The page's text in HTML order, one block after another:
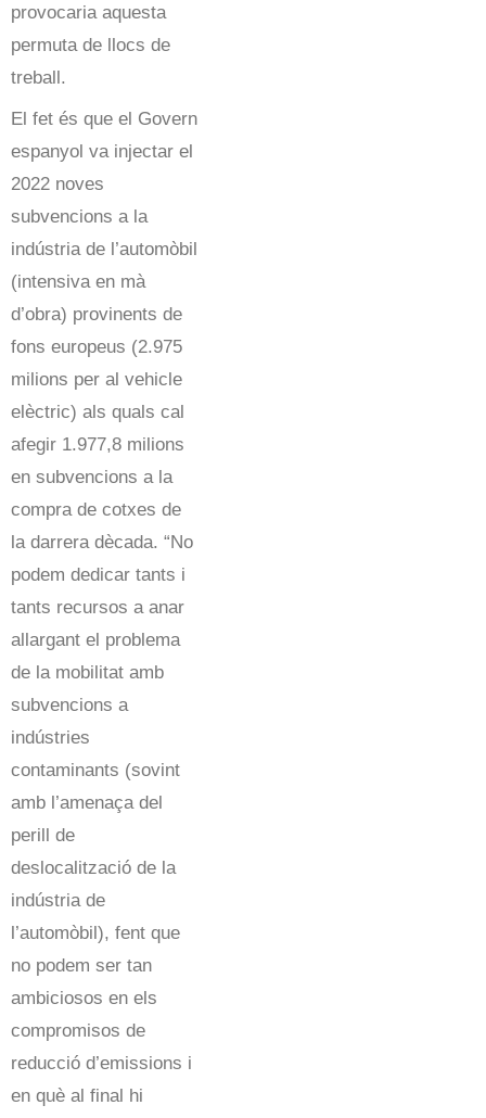
provocaria aquesta
permuta de llocs de
treball.
El fet és que el Govern
espanyol va injectar el
2022 noves
subvencions a la
indústria de l’automòbil
(intensiva en mà
d’obra) provinents de
fons europeus (2.975
milions per al vehicle
elèctric) als quals cal
afegir 1.977,8 milions
en subvencions a la
compra de cotxes de
la darrera dècada. “No
podem dedicar tants i
tants recursos a anar
allargant el problema
de la mobilitat amb
subvencions a
indústries
contaminants (sovint
amb l’amenaça del
perill de
deslocalització de la
indústria de
l’automòbil), fent que
no podem ser tan
ambiciosos en els
compromisos de
reducció d’emissions i
en què al final hi